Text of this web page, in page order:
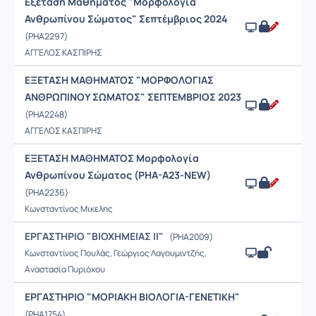
Ανθρωπίνου Σώματος" Σεπτέμβριος 2024
(PHA2297)
ΑΓΓΕΛΟΣ ΚΑΣΠΙΡΗΣ
ΕΞΕΤΑΣΗ ΜΑΘΗΜΑΤΟΣ "ΜΟΡΦΟΛΟΓΙΑΣ
ΑΝΘΡΩΠΙΝΟΥ ΣΩΜΑΤΟΣ" ΣΕΠΤΕΜΒΡΙΟΣ 2023
(PHA2248)
ΑΓΓΕΛΟΣ ΚΑΣΠΙΡΗΣ
ΕΞΕΤΑΣΗ ΜΑΘΗΜΑΤΟΣ Μορφολογία
Ανθρωπίνου Σώματος (PHA-A23-NEW)
(PHA2236)
Κωνσταντίνος Μικελης
ΕΡΓΑΣΤΗΡΙΟ "ΒΙΟΧΗΜΕΙΑΣ ΙΙ" (PHA2009)
Κωνσταντίνος Πουλάς, Γεώργιος Λαγουμιντζής,
Αναστασία Πυριόχου
ΕΡΓΑΣΤΗΡΙΟ "ΜΟΡΙΑΚΗ ΒΙΟΛΟΓΙΑ-ΓΕΝΕΤΙΚΗ"